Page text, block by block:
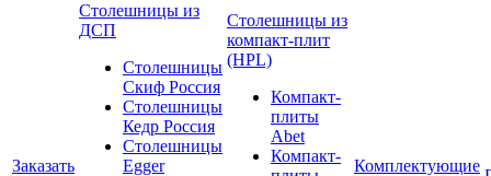
Заказать
Столешницы из
ДСП
Столешницы
Скиф Россия
Столешницы
Кедр Россия
Столешницы
Egger
Столешницы из
компакт-плит
(HPL)
Компакт-
плиты
Abet
Компакт-
Комплектующие